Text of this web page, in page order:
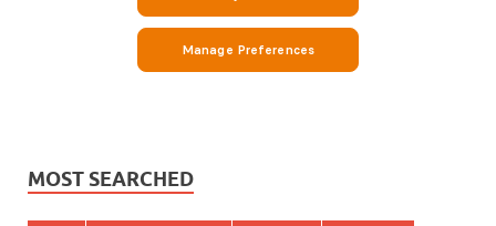
MOST SEARCHED